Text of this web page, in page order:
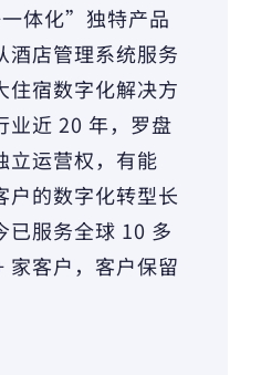
体化”独特产品
酒店管理系统服务
住宿数字化解决方
业近 20 年，罗盘
立运营权，有能
户的数字化转型长
已服务全球 10 多
家客户，客户保留